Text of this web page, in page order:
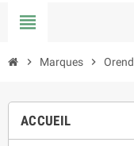
view_headline
chevron_right Marques chevron_right
ACCUEIL